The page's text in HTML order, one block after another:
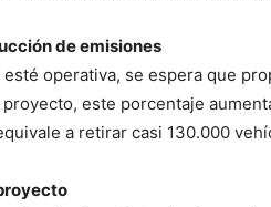
de emisiones
operativa, se espera que
este porcentaje
a retirar casi 130.000